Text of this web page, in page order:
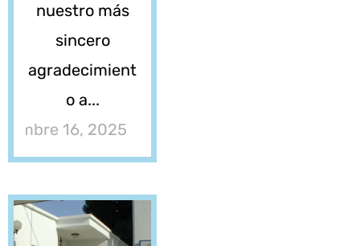
nuestro más
sincero
agradecimient
o a...
16, 2025